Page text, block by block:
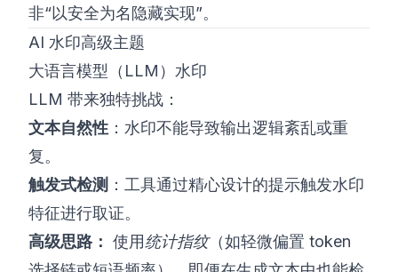
非“以安全为名隐藏实现”。
AI 水印高级主题
大语言模型（LLM）水印
LLM 带来独特挑战：
文本自然性 ：水印不能导致输出逻辑紊乱或重
复。
触发式检测 ：工具通过精心设计的提示触发水印
特征进行取证。
高级思路： 使用统计指纹（如轻微偏置 token